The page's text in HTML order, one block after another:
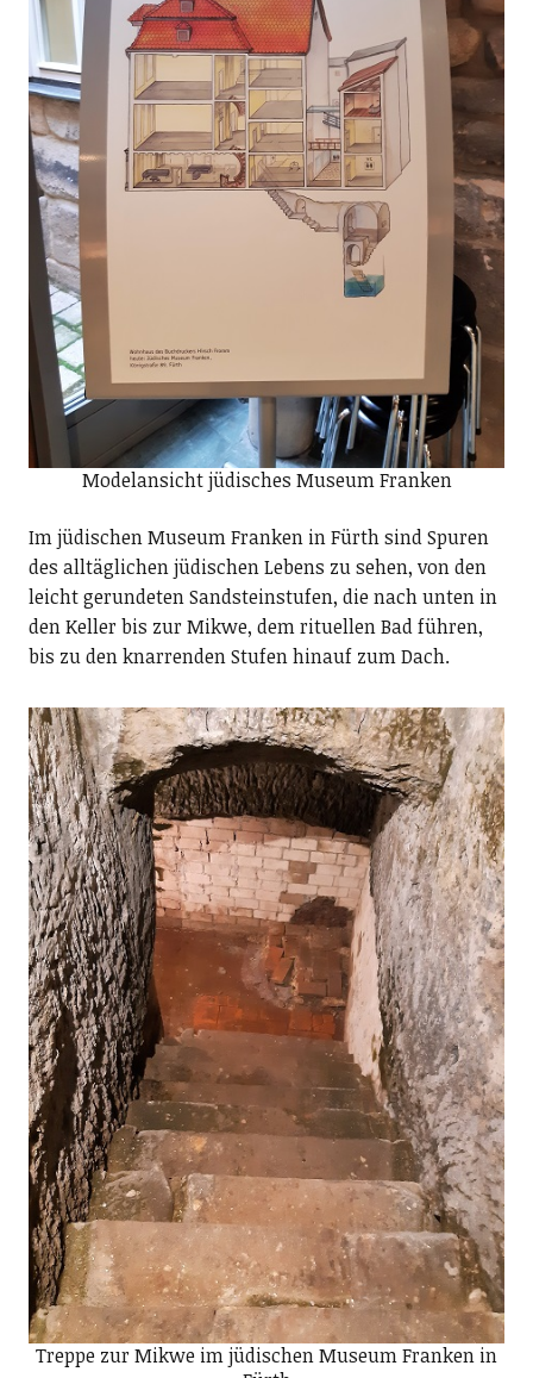
Modelansicht jüdisches Museum Franken
Im jüdischen Museum Franken in Fürth sind Spuren
des alltäglichen jüdischen Lebens zu sehen, von den
leicht gerundeten Sandsteinstufen, die nach unten in
den Keller bis zur Mikwe, dem rituellen Bad führen,
bis zu den knarrenden Stufen hinauf zum Dach.
Treppe zur Mikwe im jüdischen Museum Franken in